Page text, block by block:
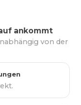
ankommt
von der